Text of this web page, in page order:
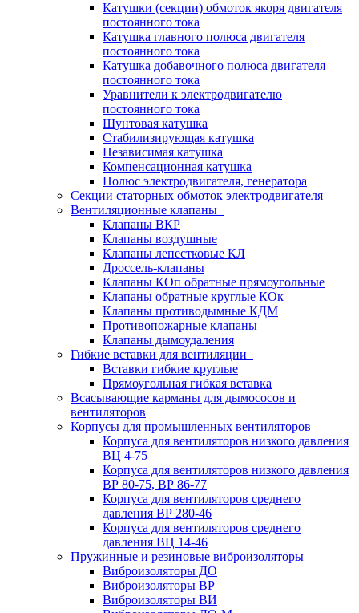
Катушки (секции) обмоток якоря двигателя
постоянного тока
Катушка главного полюса двигателя
постоянного тока
Катушка добавочного полюса двигателя
постоянного тока
Уравнители к электродвигателю
постоянного тока
Шунтовая катушка
Стабилизирующая катушка
Независимая катушка
Компенсационная катушка
Полюс электродвигателя, генератора
Секции статорных обмоток электродвигателя
Вентиляционные клапаны
Клапаны ВКР
Клапаны воздушные
Клапаны лепестковые КЛ
Дроссель-клапаны
Клапаны КОп обратные прямоугольные
Клапаны обратные круглые КОк
Клапаны противодымные КДМ
Противопожарные клапаны
Клапаны дымоудаления
Гибкие вставки для вентиляции
Вставки гибкие круглые
Прямоугольная гибкая вставка
Всасывающие карманы для дымососов и
вентиляторов
Корпусы для промышленных вентиляторов
Корпуса для вентиляторов низкого давления
ВЦ 4-75
Корпуса для вентиляторов низкого давления
ВР 80-75, ВР 86-77
Корпуса для вентиляторов среднего
давления ВР 280-46
Корпуса для вентиляторов среднего
давления ВЦ 14-46
Пружинные и резиновые виброизоляторы
Виброизоляторы ДО
Виброизоляторы ВР
Виброизоляторы ВИ